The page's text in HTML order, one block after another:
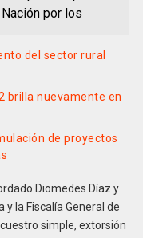
por los
del sector rural
brilla nuevamente en
de proyectos
Diomedes Díaz y
y la Fiscalía General de
simple, extorsión